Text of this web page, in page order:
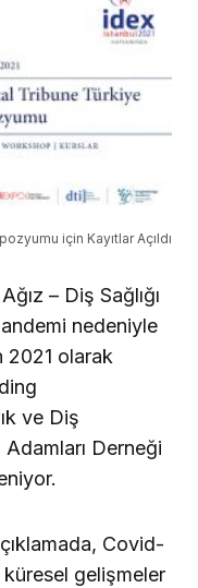
için Kayıtlar Açıldı
– Diş Sağlığı
nedeniyle
2021 olarak
ve Diş
Derneği
Covid-
gelişmeler